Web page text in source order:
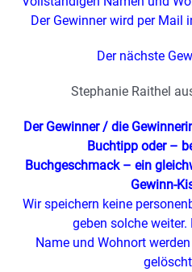
Der Gewinner wird per Mail
Der nächste
Stephanie Raithel
Der Gewinner / die
Buchtipp oder –
Buchgeschmack – ein
Gewinn-
Wir speichern keine
geben solche weiter.
Name und Wohnort